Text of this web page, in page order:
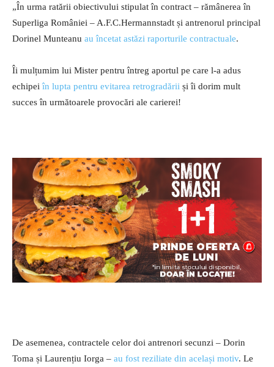
„În urma ratării obiectivului stipulat în contract – rămânerea în
Superliga României – A.F.C.Hermannstadt și antrenorul principal
Dorinel Munteanu au încetat astăzi raporturile contractuale.
Îi mulțumim lui Mister pentru întreg aportul pe care l-a adus
echipeiîn lupta pentru evitarea retrogradării și îi dorim mult
succes în următoarele provocări ale carierei!
De asemenea, contractele celor doi antrenori secunzi – Dorin
Toma și Laurențiu Iorga – au fost reziliate din același motiv. Le